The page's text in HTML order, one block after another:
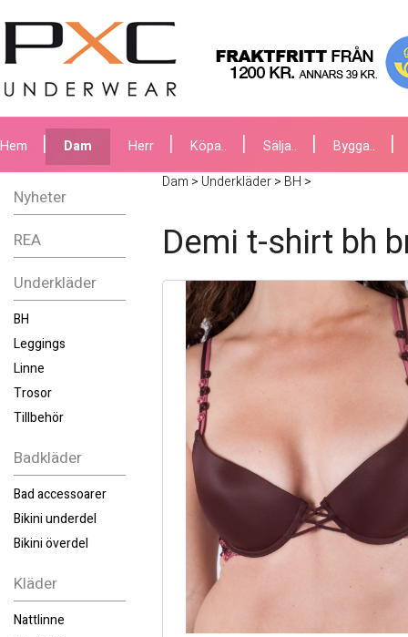
Hem Dam Herr Köpa.. Sälja.. Bygga..
Nyheter
REA
Underkläder
BH
Leggings
Linne
Trosor
Tillbehör
Badkläder
Bad accessoarer
Bikini underdel
Bikini överdel
Kläder
Nattlinne
Dam > Underkläder> BH >
Demi t-shirt bh